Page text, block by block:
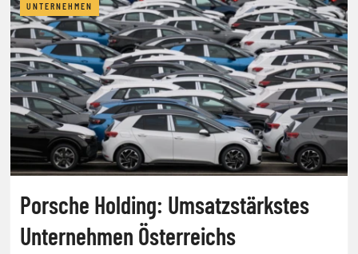
UNTERNEHMEN
Porsche Holding: Umsatzstärkstes
Unternehmen Österreichs